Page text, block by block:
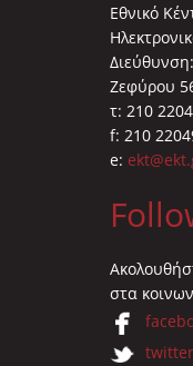
Εθνικό
Διεύθυνση:
Ζεφύρου
τ: 210
f: 210
e:
στα